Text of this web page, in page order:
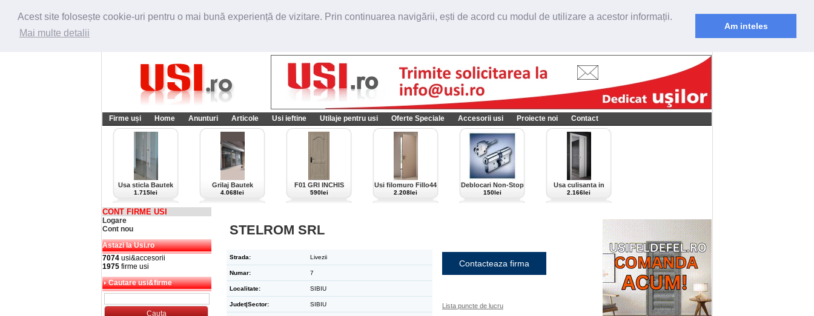
Acest site folosește cookie-uri pentru o mai bună experiență de vizitare. Prin continuarea navigării, ești de acord cu modul de utilizare a acestor informații.
Mai multe detalii
Am inteles
Firme uși Home Anunturi Articole Usi ieftine Utilaje pentru usi Oferte Speciale Accesorii usi Proiecte noi Contact
Usa sticla Bautek
1.715lei
Grilaj Bautek
4.068lei
F01 GRI INCHIS
590lei
Usi filomuro Fillo44
import Italia
2.208lei
Deblocari Non-Stop
150lei
Usa culisanta in
perete Scrigno,
2.166lei
CONT FIRME USI
Logare
Cont nou
Astazi la Usi.ro
7074 usi&accesorii
1975 firme usi
Cautare usi&firme
STELROM SRL
Strada: Livezii
Numar: 7
Localitate: SIBIU
Judet|Sector: SIBIU
Contacteaza firma
Lista puncte de lucru